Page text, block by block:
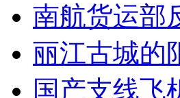
南航货运部
丽江古城的
国产支线飞